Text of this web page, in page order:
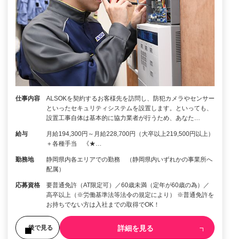
仕事内容
ALSOKを契約するお客様先を訪問し、防犯カメラやセンサー
といったセキュリティシステムを設置します。といっても、
設置工事自体は基本的に協力業者が行うため、あなた…
給与
月給194,300円～月給228,700円（大卒以上219,500円以上）
＋各種手当 《★…
勤務地
静岡県内各エリアでの勤務 （静岡県内いずれかの事業所へ
配属）
応募資格
要普通免許（AT限定可）／60歳未満（定年が60歳の為）／
高卒以上（※労働基準法等法令の規定により） ※普通免許を
お持ちでない方は入社までの取得でOK！
後で見る 詳細を見る